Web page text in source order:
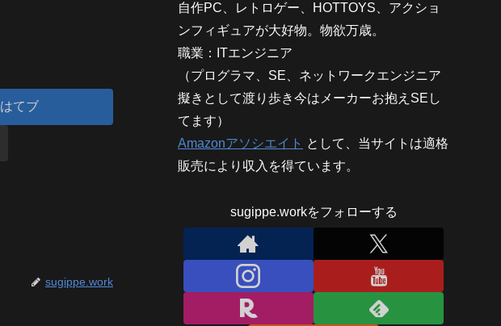
はてブ
sugippe.work
自作PC、レトロゲー、HOTTOYS、アクショ
ンフィギュアが大好物。物欲万歳。
職業：ITエンジニア
（プログラマ、SE、ネットワークエンジニア
擬きとして渡り歩き今はメーカーお抱えSEし
てます）
Amazonアソシエイト として、当サイトは適格
販売により収入を得ています。
sugippe.workをフォローする